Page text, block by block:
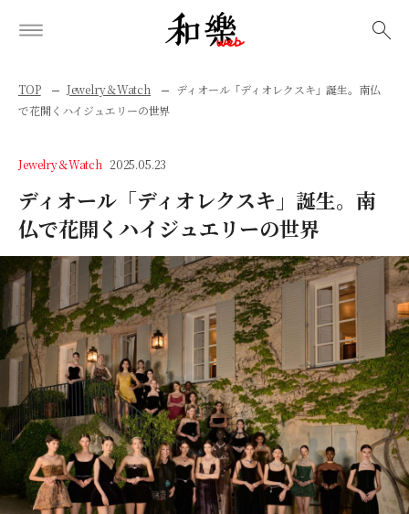
TOP Jewelry＆Watch
ディオール「ディオレクスキ」誕生。南仏
で花開くハイジュエリーの世界
Jewelry＆Watch 2025.05.23
ディオール「ディオレクスキ」誕生。南
仏で花開くハイジュエリーの世界